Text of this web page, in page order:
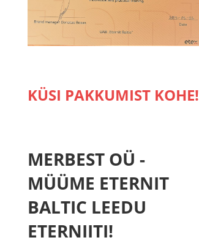
KÜSI PAKKUMIST KOHE!
MERBEST OÜ -
MÜÜME ETERNIT
BALTIC LEEDU
ETERNIITI!